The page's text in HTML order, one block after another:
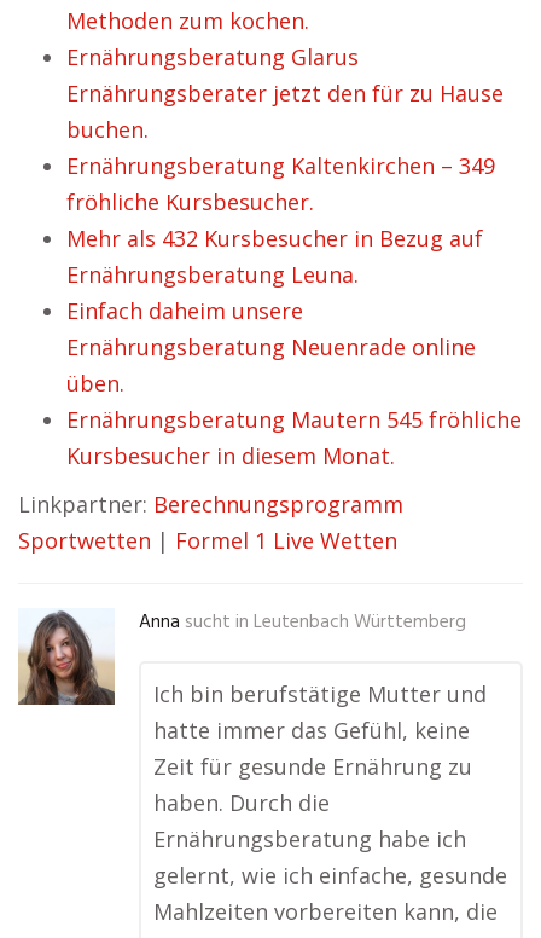
Methoden zum kochen.
Ernährungsberatung Glarus
Ernährungsberater jetzt den für zu Hause
buchen.
Ernährungsberatung Kaltenkirchen – 349
fröhliche Kursbesucher.
Mehr als 432 Kursbesucher in Bezug auf
Ernährungsberatung Leuna.
Einfach daheim unsere
Ernährungsberatung Neuenrade online
üben.
Ernährungsberatung Mautern 545 fröhliche
Kursbesucher in diesem Monat.
Linkpartner: Berechnungsprogramm
Sportwetten | Formel 1 Live Wetten
Anna sucht in Leutenbach Württemberg
Ich bin berufstätige Mutter und
hatte immer das Gefühl, keine
Zeit für gesunde Ernährung zu
haben. Durch die
Ernährungsberatung habe ich
gelernt, wie ich einfache, gesunde
Mahlzeiten vorbereiten kann, die